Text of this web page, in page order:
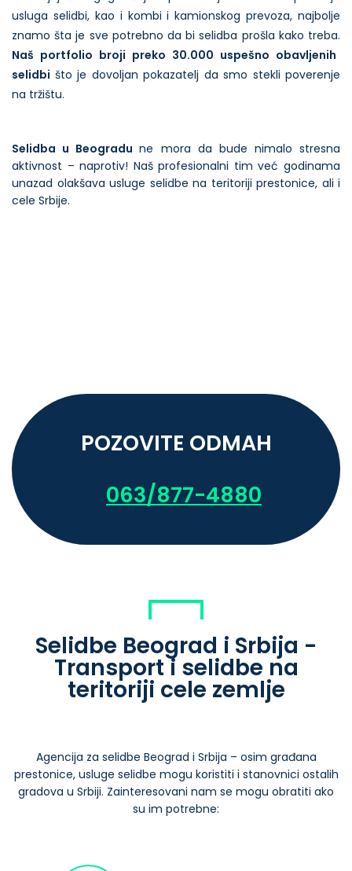
usluga selidbi, kao i kombi i kamionskog prevoza, najbolje
znamo šta je sve potrebno da bi selidba prošla kako treba.
Naš portfolio broji preko 30.000 uspešno obavljenih
selidbi što je dovoljan pokazatelj da smo stekli poverenje
na tržištu.
Selidba u Beogradune mora da bude nimalo stresna
aktivnost – naprotiv! Naš profesionalni tim već godinama
unazad olakšava usluge selidbe na teritoriji prestonice, ali i
cele Srbije.
POZOVITE ODMAH
063/877-4880
Selidbe Beograd i Srbija -
Transport i selidbe na
teritoriji cele zemlje
Agencija za selidbe Beograd i Srbija – osim građana
prestonice, usluge selidbe mogu koristiti i stanovnici ostalih
gradova u Srbiji. Zainteresovani nam se mogu obratiti ako
su im potrebne: